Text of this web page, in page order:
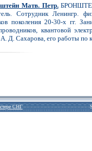
Матв. Петр.
Сотрудник Ленингр.
поколения 20-30-х гг.
квантовой
А. Д. Сахарова, его работы по
СНГ